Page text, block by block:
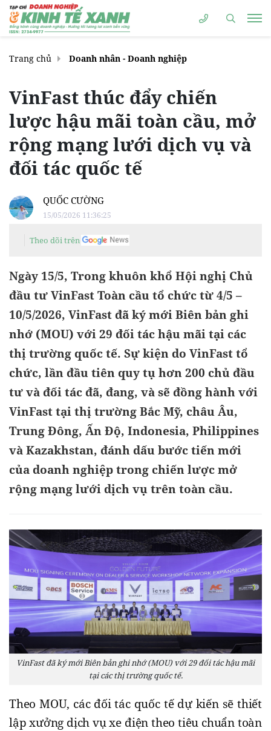
Trang chủ Doanh nhân - Doanh nghiệp
VinFast thúc đẩy chiến
lược hậu mãi toàn cầu, mở
rộng mạng lưới dịch vụ và
đối tác quốc tế
QUỐC CƯỜNG
15/05/2026 11:36:25
Theo dõi trên
Ngày 15/5, Trong khuôn khổ Hội nghị Chủ
đầu tư VinFast Toàn cầu tổ chức từ 4/5 –
10/5/2026, VinFast đã ký mới Biên bản ghi
nhớ (MOU) với 29 đối tác hậu mãi tại các
thị trường quốc tế. Sự kiện do VinFast tổ
chức, lần đầu tiên quy tụ hơn 200 chủ đầu
tư và đối tác đã, đang, và sẽ đồng hành với
VinFast tại thị trường Bắc Mỹ, châu Âu,
Trung Đông, Ấn Độ, Indonesia, Philippines
và Kazakhstan, đánh dấu bước tiến mới
của doanh nghiệp trong chiến lược mở
rộng mạng lưới dịch vụ trên toàn cầu.
VinFast đã ký mới Biên bản ghi nhớ (MOU) với 29 đối tác hậu mãi
tại các thị trường quốc tế.
Theo MOU, các đối tác quốc tế dự kiến sẽ thiết
lập xưởng dịch vụ xe điện theo tiêu chuẩn toàn